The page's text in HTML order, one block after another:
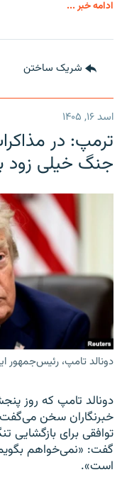
ادامه خبر ...
شریک ساختن
اسد ۱۶, ۱۴۰۵
ترمپ: در
جنگ خیلی زود
دونالد تامپ، رئیس‌جمهور
خبرنگاران سخن
توافقی برای
گفت: «نمی‌خواهم
است».